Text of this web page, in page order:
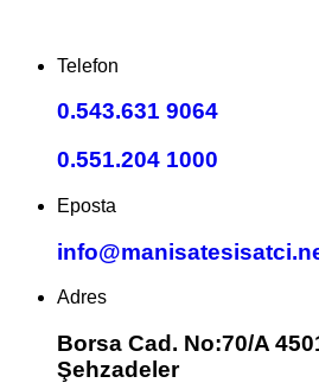
Telefon
0.543.631 9064
0.551.204 1000
Eposta
Adres
Borsa Cad. No:70/A
Şehzadeler